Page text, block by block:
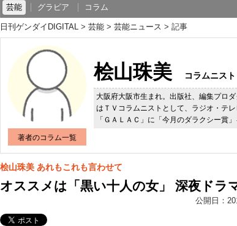
芸能 グラビア コラム
日刊ゲンダイDIGITAL 芸能 芸能ニュース 記事
著者のコラム一覧
桧山珠美 コラムニスト
大阪府大阪市生まれ。出版社、編集プロ
はＴＶコラムニストとして、ラジオ・テ
「ＧＡＬＡＣ」に「今月のダラクシー賞」
桧山珠美 あれもこれも言わせて
オススメは「黒い十人の女」 深夜ドラ
公開日：